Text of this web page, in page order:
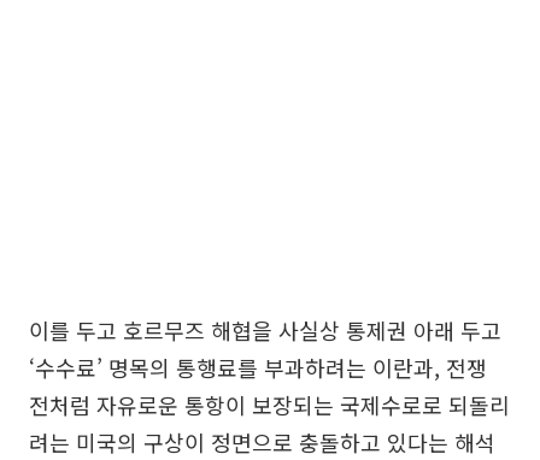
이를 두고 호르무즈 해협을 사실상 통제권 아래 두고
‘수수료’ 명목의 통행료를 부과하려는 이란과, 전쟁
전처럼 자유로운 통항이 보장되는 국제수로로 되돌리
려는 미국의 구상이 정면으로 충돌하고 있다는 해석